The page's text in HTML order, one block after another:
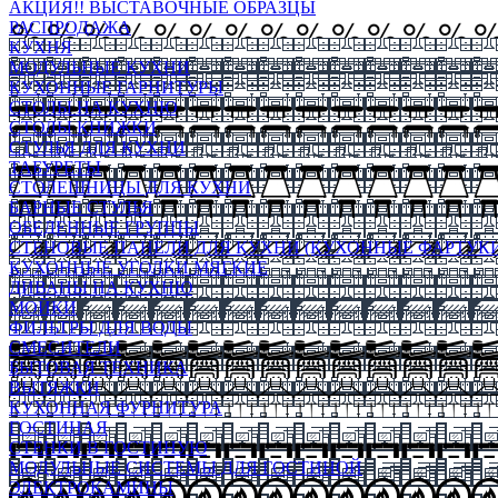
АКЦИЯ!! ВЫСТАВОЧНЫЕ ОБРАЗЦЫ
РАСПРОДАЖА
КУХНЯ
МОДУЛЬНЫЕ КУХНИ
КУХОННЫЕ ГАРНИТУРЫ
СТОЛЫ НА КУХНЮ
СТОЛЫ КНИЖКИ
СТУЛЬЯ ДЛЯ КУХНИ
ТАБУРЕТЫ
СТОЛЕШНИЦЫ ДЛЯ КУХНИ
БАРНЫЕ СТУЛЬЯ
ОБЕДЕННЫЕ ГРУППЫ
СТЕНОВЫЕ ПАНЕЛИ ДЛЯ КУХНИ (КУХОННЫЕ
КУХОННЫЕ УГОЛКИ МЯГКИЕ
ДИВАНЫ НА КУХНЮ
МОЙКИ
ФИЛЬТРЫ ДЛЯ ВОДЫ
СМЕСИТЕЛИ
БЫТОВАЯ ТЕХНИКА
ВЫТЯЖКИ
КУХОННАЯ ФУРНИТУРА
ГОСТИНАЯ
СТЕНКИ В ГОСТИНУЮ
МОДУЛЬНЫЕ СИСТЕМЫ ДЛЯ ГОСТИНОЙ
ЭЛЕКТРОКАМИНЫ